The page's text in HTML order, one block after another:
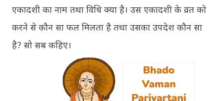
एकादशी का नाम तथा विधि क्या है। उस एकादशी के व्रत को
करने से कौन सा फल मिलता है तथा उसका उपदेश कौन सा
है? सो सब कहिए।